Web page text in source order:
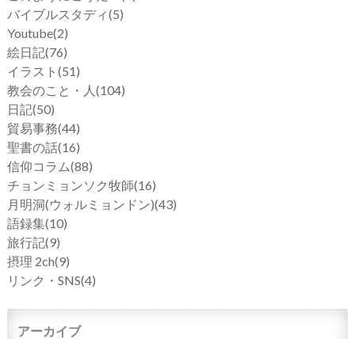
バイブルスタディ(5)
Youtube(2)
絵日記(76)
イラスト (51)
教会のこと・人 (104)
日記(50)
貿易事務(44)
聖書の話(16)
信仰コラム(88)
チョンミョンソク牧師(16)
月明洞(ウォルミョンドン)(43)
語録集(10)
旅行記(9)
摂理 2ch(9)
リンク・SNS(4)
アーカイブ